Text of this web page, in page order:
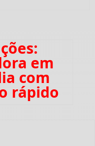
em
com
rápido